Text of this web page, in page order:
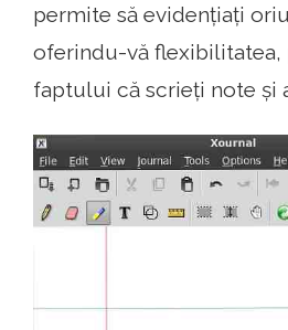
permite să evidențiați
oferindu-vă
faptului că scrieți note și